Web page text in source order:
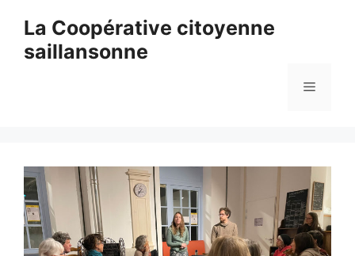
contenu
La Coopérative citoyenne
saillansonne
Menu